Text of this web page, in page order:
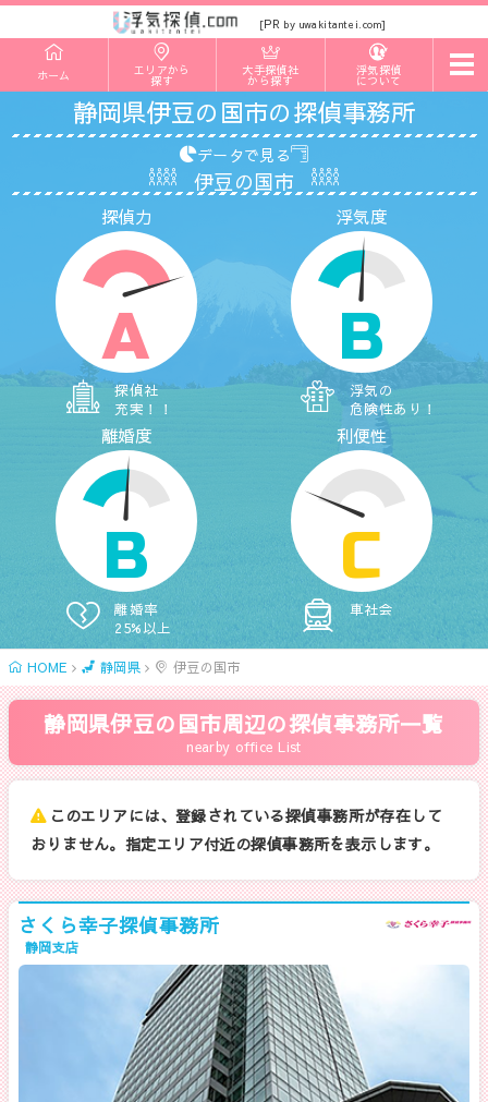
[PR by uwakitantei.com]
ホーム エリアから
探す
大手探偵社
から探す
浮気探偵
について
t
o
g
v
静岡県伊豆の国市の探偵事務所
探偵力
A
探偵社
充実！！
浮気度
B
浮気の
危険性あり！
データで見る
伊豆の国市
離婚度
B
離婚率
25%以上
利便性
C
車社会
HOME 静岡県 伊豆の国市
静岡県伊豆の国市周辺の探偵事務所一覧
nearby office List
このエリアには、登録されている探偵事務所が存在して
おりません。指定エリア付近の探偵事務所を表示します。
さくら幸子探偵事務所
静岡支店